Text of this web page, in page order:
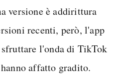
versione è addirittura
recenti, però, l'app
l'onda di TikTok
affatto gradito.